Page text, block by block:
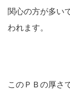
関心の方が多い
われます。
このＰＢの厚さ